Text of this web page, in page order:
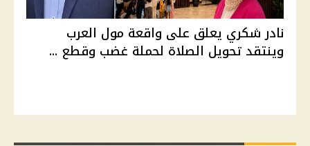
نادر شكري يعلق على واقعة مول العرب
وينتقد تحويل الصلاة لحملة غضب وقطع ...